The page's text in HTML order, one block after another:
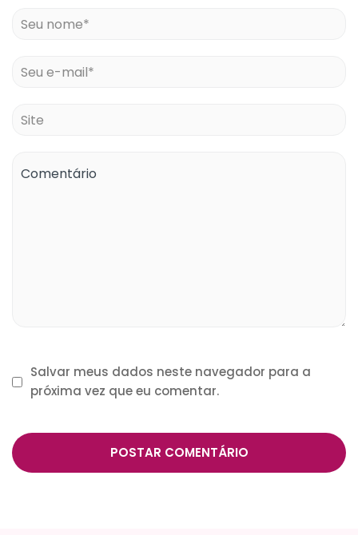
Salvar meus dados neste navegador para a
próxima vez que eu comentar.